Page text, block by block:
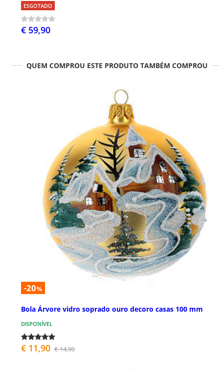
ESGOTADO
€ 59,90
QUEM COMPROU ESTE PRODUTO TAMBÉM COMPROU
-20%
Bola Árvore vidro soprado ouro decoro casas 100 mm
DISPONÍVEL
€ 11,90 € 14,90